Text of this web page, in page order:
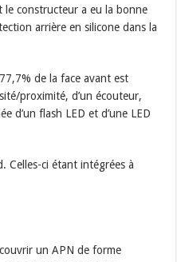
le constructeur a eu la bonne
arrière en silicone dans la
de la face avant est
proximité, d’un écouteur,
d’un flash LED et d’une LED
Celles-ci étant intégrées à
un APN de forme